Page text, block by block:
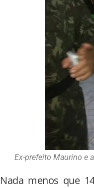
Ex-prefeito Maurino e
Nada menos que